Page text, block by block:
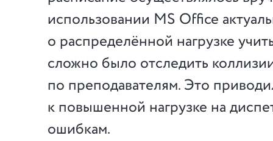
использовании MS Office
о распределённой нагрузке
сложно было отследить
по преподавателям. Это
к повышенной нагрузке на
ошибкам.